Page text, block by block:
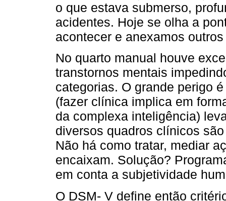
o que estava submerso,
acidentes. Hoje se olha a
acontecer e anexamos
No quarto manual houve
transtornos mentais
categorias. O grande perigo
(fazer clínica implica em
da complexa inteligência)
diversos quadros clínicos
Não há como tratar, mediar
encaixam. Solução?
em conta a subjetividade
O DSM- V define então